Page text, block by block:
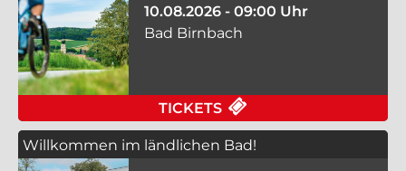
10.08.2026 - 09:00 Uhr
Bad Birnbach
TICKETS
Willkommen im ländlichen Bad!